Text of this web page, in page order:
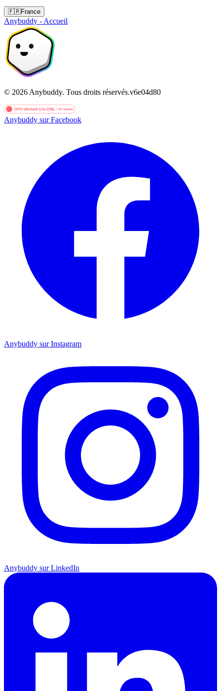
🇫🇷France
Anybuddy - Accueil
© 2026 Anybuddy. Tous droits réservés.v6e04d80
Anybuddy sur Facebook
Anybuddy sur Instagram
Anybuddy sur LinkedIn